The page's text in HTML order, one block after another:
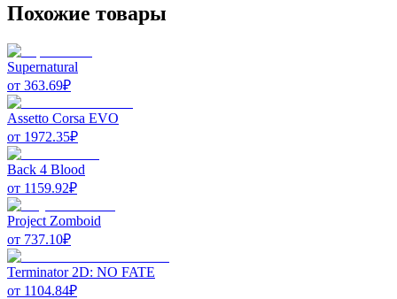
Похожие товары
Supernatural
от 363.69₽
Assetto Corsa EVO
от 1972.35₽
Back 4 Blood
от 1159.92₽
Project Zomboid
от 737.10₽
Terminator 2D: NO FATE
от 1104.84₽